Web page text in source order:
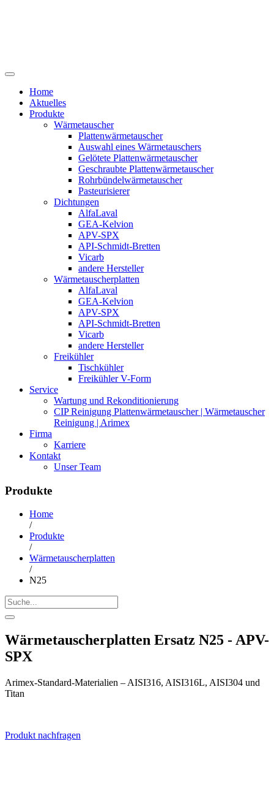
Home
Aktuelles
Produkte
Wärmetauscher
Plattenwärmetauscher
Auswahl eines Wärmetauschers
Gelötete Plattenwärmetauscher
Geschraubte Plattenwärmetauscher
Rohrbündelwärmetauscher
Pasteurisierer
Dichtungen
AlfaLaval
GEA-Kelvion
APV-SPX
API-Schmidt-Bretten
Vicarb
andere Hersteller
Wärmetauscherplatten
AlfaLaval
GEA-Kelvion
APV-SPX
API-Schmidt-Bretten
Vicarb
andere Hersteller
Freikühler
Tischkühler
Freikühler V-Form
Service
Wartung und Rekonditionierung
CIP Reinigung Plattenwärmetauscher | Wärmetauscher
Reinigung | Arimex
Firma
Karriere
Kontakt
Unser Team
Produkte
Home
/
Produkte
/
Wärmetauscherplatten
/
N25
Wärmetauscherplatten Ersatz N25 - APV-
SPX
Arimex-Standard-Materialien – AISI316, AISI316L, AISI304 und
Titan
Produkt nachfragen